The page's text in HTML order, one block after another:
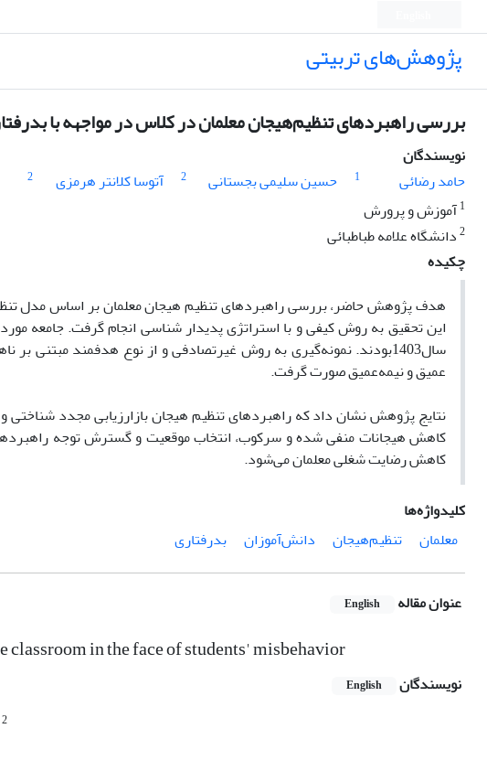
پژوهش‌های تربیتی
بررسی راهبردهای تنظیم‌هیجان معلمان در کلاس در مواجهه با
نویسندگان
حامد رضائی
1 حسین سلیمی بجستانی 2 آتوسا کلانتر هرمزی
2
1آموزش و پرورش
2دانشگاه علامه طباطبائی
چکیده
هدف پژوهش حاضر، بررسی راهبردهای تنظیم هیجان معلمان بر اساس مدل
این تحقیق به روش کیفی وبا استراتژی پدیدار شناسی انجام گرفت. جامعه
سال1403بودند. نمونه‌گیری به روش غیرتصادفی و از نوع هدفمند
عمیق و نیمه‌عمیق صورت گرفت.
نتایج پژوهش نشان داد که راهبرد‌های تنظیم هیجان بازارزیابی مجدد
کاهش هیجانات منفی شده و سرکوب، انتخاب موقعیت و گسترش توجه
کاهش رضایت شغلی معلمان می‌شود.
کلیدواژه‌ها
معلمان
تنظیم‌هیجان دانش‌آموزان بدرفتاری
عنوان مقاله English
in the face of students' misbehavior
نویسندگان English
2